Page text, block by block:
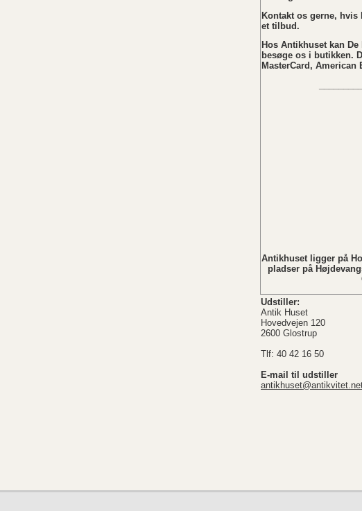
Kontakt os gerne,
et tilbud.
Hos Antikhuset kan
besøge os i butikken.
MasterCard, American
Antikhuset ligger på
pladser på
Udstiller:
Antik Huset
Hovedvejen 120
2600 Glostrup
Tlf: 40 42 16 50
E-mail til udstiller